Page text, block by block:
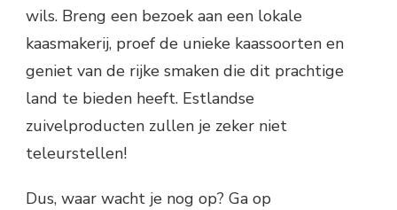
wils. Breng een bezoek aan een lokale
kaasmakerij, proef de unieke kaassoorten en
geniet van de rijke smaken die dit prachtige
land te bieden heeft. Estlandse
zuivelproducten zullen je zeker niet
teleurstellen!
Dus, waar wacht je nog op? Ga op